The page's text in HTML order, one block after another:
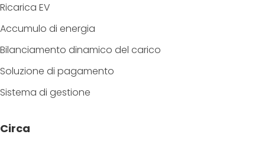
Ricarica EV
Accumulo di energia
Bilanciamento dinamico del carico
Soluzione di pagamento
Sistema di gestione
Circa